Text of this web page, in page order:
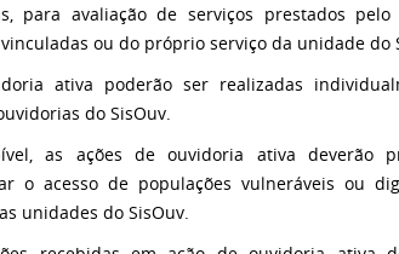
para avaliação de serviços prestados
ou do próprio serviço da unidade do
ativa poderão ser realizadas
do SisOuv.
as ações de ouvidoria ativa deverão
o acesso de populações vulneráveis ou
unidades do SisOuv.